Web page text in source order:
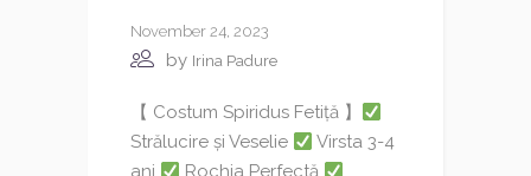
November 24, 2023
by Irina Padure
【 Costum Spiridus Fetiță 】
Strălucire și Veselie
Virsta 3-4
ani
Rochia Perfectă